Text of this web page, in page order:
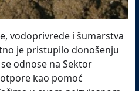
vodoprivrede i šumarstva
je pristupilo donošenju
odnose na Sektor
kao pomoć